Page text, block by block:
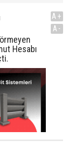
Hesabı
A+
A-